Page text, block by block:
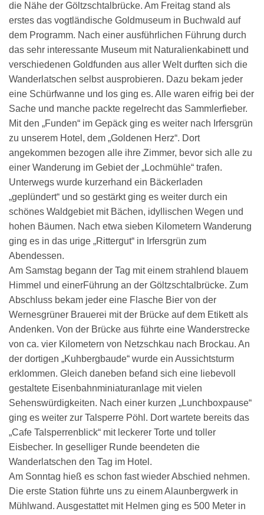
die Nähe der Göltzschtalbrücke. Am Freitag stand als
erstes das vogtländische Goldmuseum in Buchwald auf
dem Programm. Nach einer ausführlichen Führung durch
das sehr interessante Museum mit Naturalienkabinett und
verschiedenen Goldfunden aus aller Welt durften sich die
Wanderlatschen selbst ausprobieren. Dazu bekam jeder
eine Schürfwanne und los ging es. Alle waren eifrig bei der
Sache und manche packte regelrecht das Sammlerfieber.
Mit den „Funden“ im Gepäck ging es weiter nach Irfersgrün
zu unserem Hotel, dem „Goldenen Herz“. Dort
angekommen bezogen alle ihre Zimmer, bevor sich alle zu
einer Wanderung im Gebiet der „Lochmühle“ trafen.
Unterwegs wurde kurzerhand ein Bäckerladen
„geplündert“ und so gestärkt ging es weiter durch ein
schönes Waldgebiet mit Bächen, idyllischen Wegen und
hohen Bäumen. Nach etwa sieben Kilometern Wanderung
ging es in das urige „Rittergut“ in Irfersgrün zum
Abendessen.
Am Samstag begann der Tag mit einem strahlend blauem
Himmel und einerFührung an der Göltzschtalbrücke. Zum
Abschluss bekam jeder eine Flasche Bier von der
Wernesgrüner Brauerei mit der Brücke auf dem Etikett als
Andenken. Von der Brücke aus führte eine Wanderstrecke
von ca. vier Kilometern von Netzschkau nach Brockau. An
der dortigen „Kuhbergbaude“ wurde ein Aussichtsturm
erklommen. Gleich daneben befand sich eine liebevoll
gestaltete Eisenbahnminiaturanlage mit vielen
Sehenswürdigkeiten. Nach einer kurzen „Lunchboxpause“
ging es weiter zur Talsperre Pöhl. Dort wartete bereits das
„Cafe Talsperrenblick“ mit leckerer Torte und toller
Eisbecher. In geselliger Runde beendeten die
Wanderlatschen den Tag im Hotel.
Am Sonntag hieß es schon fast wieder Abschied nehmen.
Die erste Station führte uns zu einem Alaunbergwerk in
Mühlwand. Ausgestattet mit Helmen ging es 500 Meter in